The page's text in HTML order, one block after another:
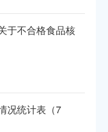
于不合格食品核
况统计表（7